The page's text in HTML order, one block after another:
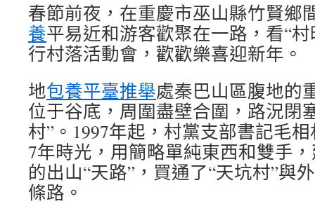
春節前夜，在重慶市巫山縣竹賢鄉
養平易近和游客歡聚在一路，看“
行村落活動會，歡歡樂喜迎新年。
地包養平臺推舉處秦巴山區腹地的
位于谷底，周圍盡壁合圍，路況閉
村”。1997年起，村黨支部書記毛
7年時光，用簡略單純東西和雙手
的出山“天路”，買通了“天坑村”與
條路。